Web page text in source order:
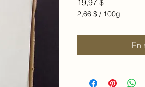
2,66 $ / 100g
pour
En